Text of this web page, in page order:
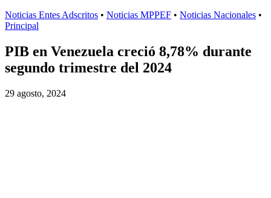
Noticias Entes Adscritos • Noticias MPPEF • Noticias Nacionales •
Principal
PIB en Venezuela creció 8,78% durante
segundo trimestre del 2024
29 agosto, 2024